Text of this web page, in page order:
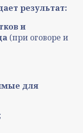
результат:
и
(при оговоре и
для